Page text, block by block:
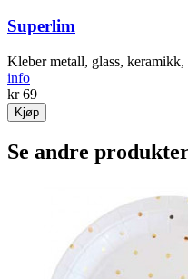
Superlim
Kleber metall, glass, keramikk,
info
kr 69
Kjøp
Se andre